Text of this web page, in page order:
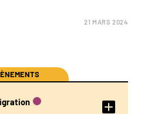
21 MARS 2024
DÉTAIL DE
L'ÉVÉNEMENT